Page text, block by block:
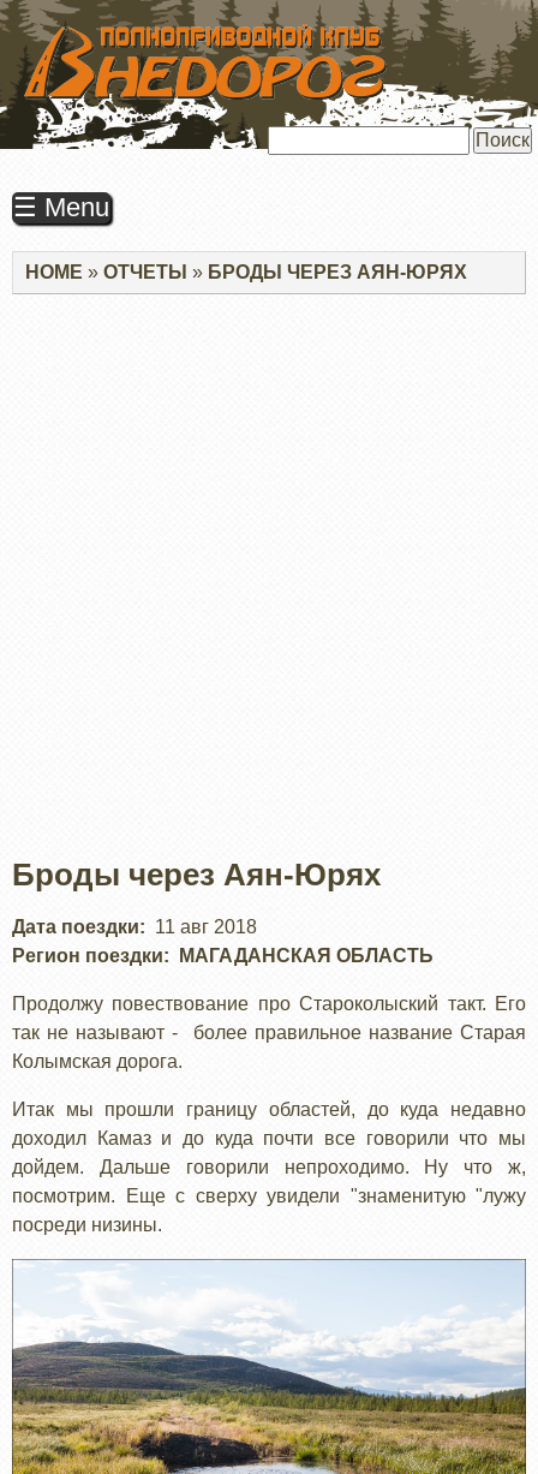
ПЕРЕЙТИ
ОСНОВНОМУ
СОДЕРЖАНИЮ
☰ Menu
Строка
навигации
HOME ОТЧЕТЫ БРОДЫ ЧЕРЕЗ АЯН-ЮРЯХ
Броды через Аян-Юрях
Дата поездки
11 авг 2018
Регион поездки
МАГАДАНСКАЯ ОБЛАСТЬ
Продолжу повествование про Староколыский такт. Его
так не называют - более правильное название Старая
Колымская дорога.
Итак мы прошли границу областей, до куда недавно
доходил Камаз и до куда почти все говорили что мы
дойдем. Дальше говорили непроходимо. Ну что ж,
посмотрим. Еще с сверху увидели "знаменитую "лужу
посреди низины.